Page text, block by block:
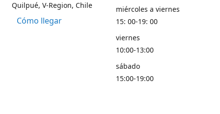
Quilpué, V-Region, Chile
Cómo llegar
miércoles a viernes
15: 00-19: 00
viernes
10:00-13:00
sábado
15:00-19:00